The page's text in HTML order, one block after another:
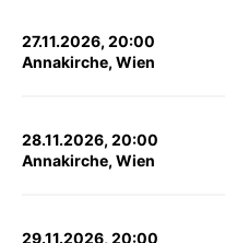
27.11.2026, 20:00
Annakirche, Wien
28.11.2026, 20:00
Annakirche, Wien
29.11.2026, 20:00